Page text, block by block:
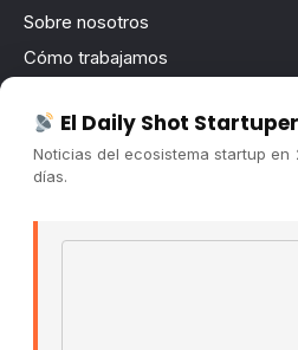
Sobre nosotros
Cómo trabajamos
Contacto
Publicidad
El Daily Shot
Noticias del ecosistema startup en
días.